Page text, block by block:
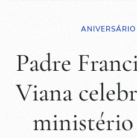
Padre
Viana
ministério